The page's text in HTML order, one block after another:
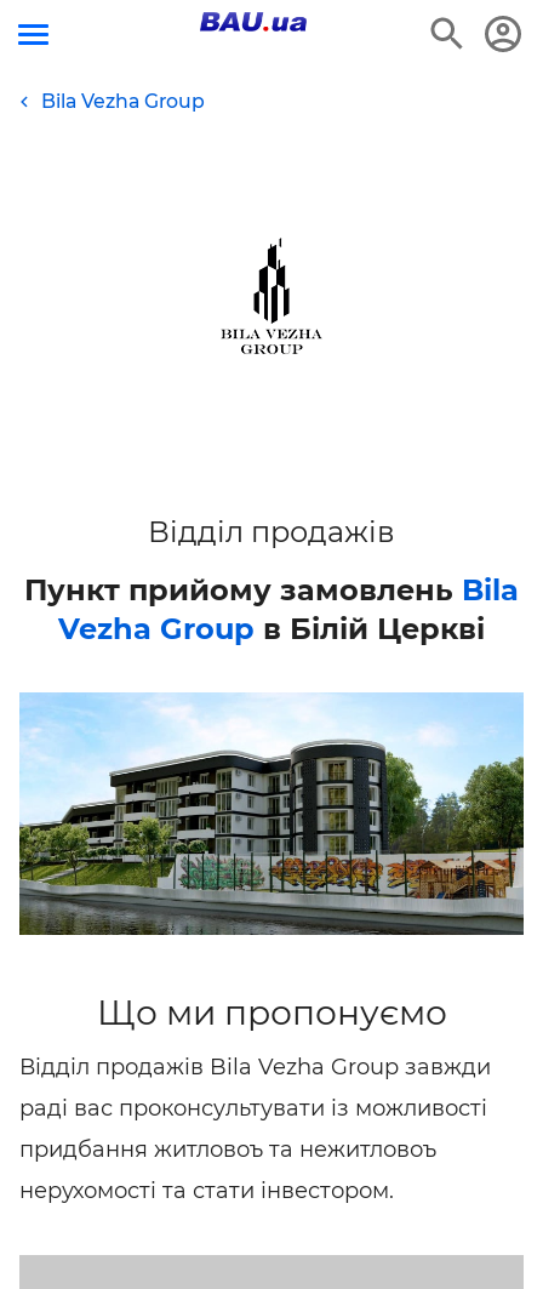
Bila Vezha Group
Відділ продажів
Пункт прийому замовлень Bila
Vezha Group в Білій Церкві
Що ми пропонуємо
Відділ продажів Bila Vezha Group завжди
раді вас проконсультувати із можливості
придбання житловоъ та нежитловоъ
нерухомості та стати інвестором.